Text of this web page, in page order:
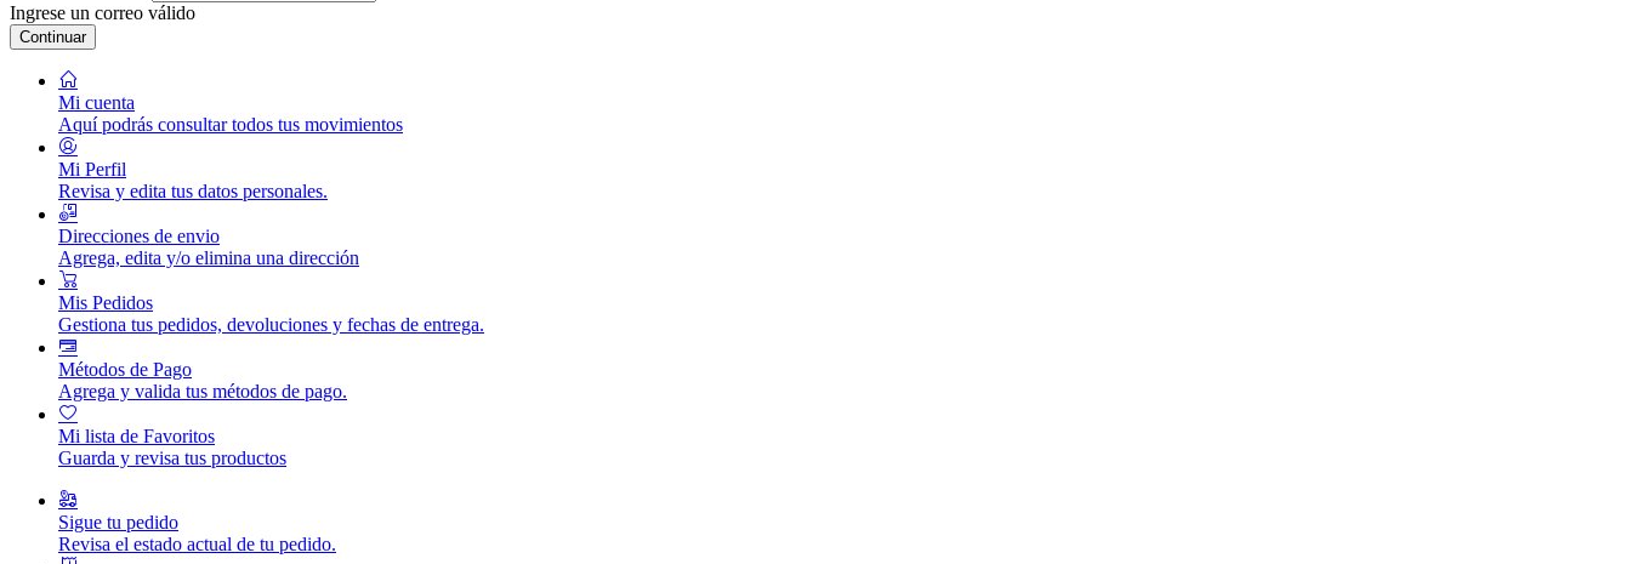
Ingrese un correo válido
Continuar
Mi cuenta
Aquí podrás consultar todos tus movimientos
Mi Perfil
Revisa y edita tus datos personales.
Direcciones de envio
Agrega, edita y/o elimina una dirección
Mis Pedidos
Gestiona tus pedidos, devoluciones y fechas de entrega.
Métodos de Pago
Agrega y valida tus métodos de pago.
Mi lista de Favoritos
Guarda y revisa tus productos
Sigue tu pedido
Revisa el estado actual de tu pedido.